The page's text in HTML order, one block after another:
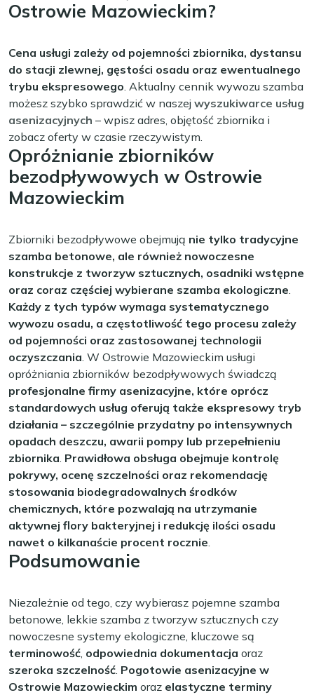
Ostrowie Mazowieckim?
Cena usługi zależy od pojemności zbiornika, dystansu
do stacji zlewnej, gęstości osadu oraz ewentualnego
trybu ekspresowego. Aktualny cennik wywozu szamba
możesz szybko sprawdzić w naszej wyszukiwarce usług
asenizacyjnych – wpisz adres, objętość zbiornika i
zobacz oferty w czasie rzeczywistym.
Opróżnianie zbiorników
bezodpływowych w Ostrowie
Mazowieckim
Zbiorniki bezodpływowe obejmują nie tylko tradycyjne
szamba betonowe, ale również nowoczesne
konstrukcje z tworzyw sztucznych, osadniki wstępne
oraz coraz częściej wybierane szamba ekologiczne.
Każdy z tych typów wymaga systematycznego
wywozu osadu, a częstotliwość tego procesu zależy
od pojemności oraz zastosowanej technologii
oczyszczania. W Ostrowie Mazowieckim usługi
opróżniania zbiorników bezodpływowych świadczą
profesjonalne firmy asenizacyjne, które oprócz
standardowych usług oferują także ekspresowy tryb
działania – szczególnie przydatny po intensywnych
opadach deszczu, awarii pompy lub przepełnieniu
zbiornika. Prawidłowa obsługa obejmuje kontrolę
pokrywy, ocenę szczelności oraz rekomendację
stosowania biodegradowalnych środków
chemicznych, które pozwalają na utrzymanie
aktywnej flory bakteryjnej i redukcję ilości osadu
nawet o kilkanaście procent rocznie.
Podsumowanie
Niezależnie od tego, czy wybierasz pojemne szamba
betonowe, lekkie szamba z tworzyw sztucznych czy
nowoczesne systemy ekologiczne, kluczowe są
terminowość, odpowiednia dokumentacja oraz
szeroka szczelność. Pogotowie asenizacyjne w
Ostrowie Mazowieckim oraz elastyczne terminy